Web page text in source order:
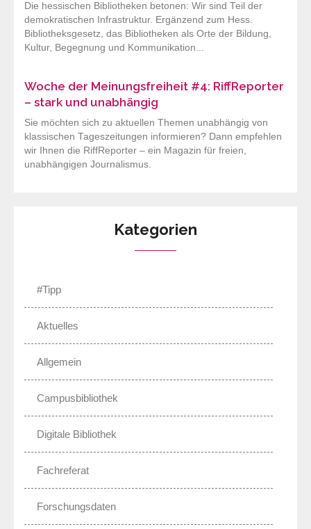
Die hessischen Bibliotheken betonen: Wir sind Teil der
demokratischen Infrastruktur. Ergänzend zum Hess.
Bibliotheksgesetz, das Bibliotheken als Orte der Bildung,
Kultur, Begegnung und Kommunikation...
Woche der Meinungsfreiheit #4: RiffReporter
– stark und unabhängig
Sie möchten sich zu aktuellen Themen unabhängig von
klassischen Tageszeitungen informieren? Dann empfehlen
wir Ihnen die RiffReporter – ein Magazin für freien,
unabhängigen Journalismus.
Kategorien
#Tipp
Aktuelles
Allgemein
Campusbibliothek
Digitale Bibliothek
Fachreferat
Forschungsdaten